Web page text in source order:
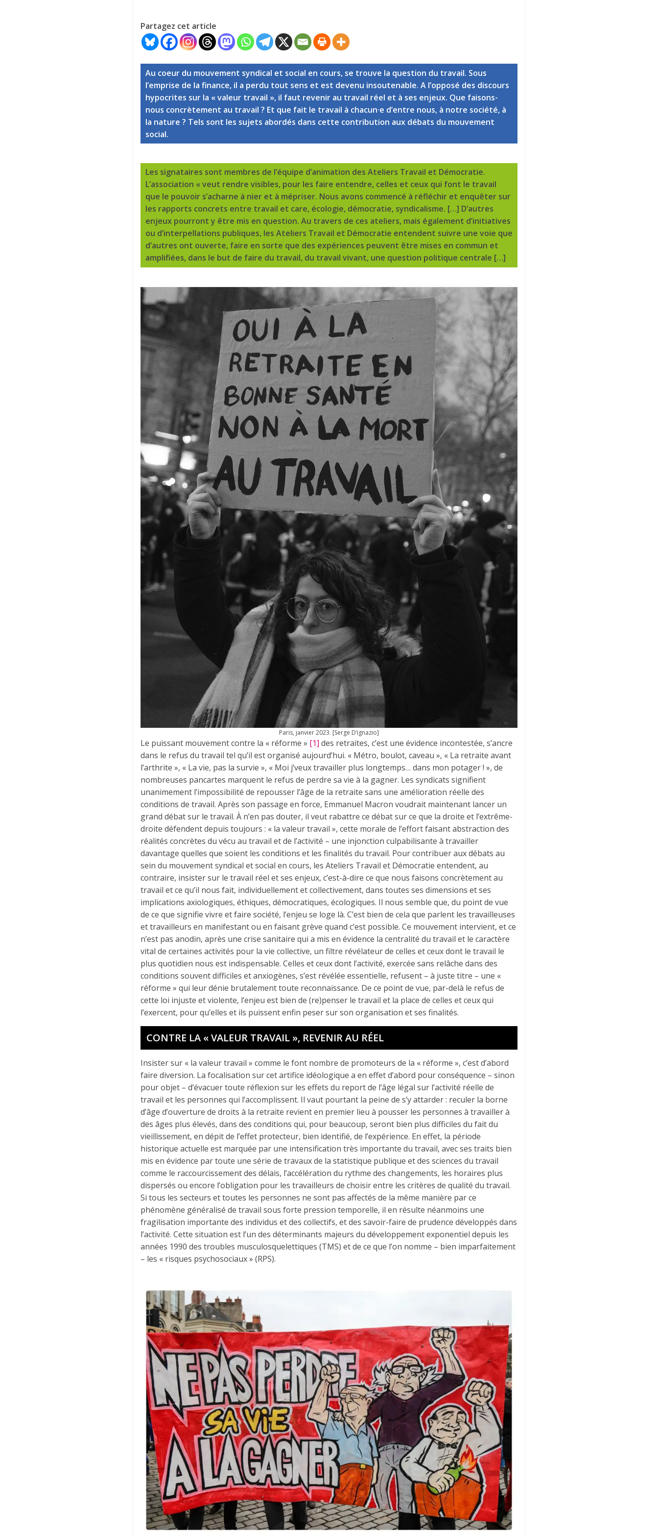
Partagez cet article
Au coeur du mouvement syndical et social en cours, se trouve la question du travail. Sous
l’emprise de la finance, il a perdu tout sens et est devenu insoutenable. A l’opposé des discours
hypocrites sur la « valeur travail », il faut revenir au travail réel et à ses enjeux. Que faisons-
nous concrètement au travail ? Et que fait le travail à chacun·e d’entre nous, à notre société, à
la nature ? Tels sont les sujets abordés dans cette contribution aux débats du mouvement
social.
Les signataires sont membres de l’équipe d’animation des Ateliers Travail et Démocratie.
L’association « veut rendre visibles, pour les faire entendre, celles et ceux qui font le travail
que le pouvoir s’acharne à nier et à mépriser. Nous avons commencé à réfléchir et enquêter sur
les rapports concrets entre travail et care, écologie, démocratie, syndicalisme. […] D’autres
enjeux pourront y être mis en question. Au travers de ces ateliers, mais également d’initiatives
ou d’interpellations publiques, les Ateliers Travail et Démocratie entendent suivre une voie que
d’autres ont ouverte, faire en sorte que des expériences peuvent être mises en commun et
amplifiées, dans le but de faire du travail, du travail vivant, une question politique centrale […]
Paris, janvier 2023. [Serge D’ignazio]
Le puissant mouvement contre la « réforme » [1] des retraites, c’est une évidence incontestée, s’ancre
dans le refus du travail tel qu’il est organisé aujourd’hui. « Métro, boulot, caveau », « La retraite avant
l’arthrite », « La vie, pas la survie », « Moi j’veux travailler plus longtemps… dans mon potager ! », de
nombreuses pancartes marquent le refus de perdre sa vie à la gagner. Les syndicats signifient
unanimement l’impossibilité de repousser l’âge de la retraite sans une amélioration réelle des
conditions de travail. Après son passage en force, Emmanuel Macron voudrait maintenant lancer un
grand débat sur le travail. À n’en pas douter, il veut rabattre ce débat sur ce que la droite et l’extrême-
droite défendent depuis toujours : « la valeur travail », cette morale de l’effort faisant abstraction des
réalités concrètes du vécu au travail et de l’activité – une injonction culpabilisante à travailler
davantage quelles que soient les conditions et les finalités du travail. Pour contribuer aux débats au
sein du mouvement syndical et social en cours, les Ateliers Travail et Démocratie entendent, au
contraire, insister sur le travail réel et ses enjeux, c’est-à-dire ce que nous faisons concrètement au
travail et ce qu’il nous fait, individuellement et collectivement, dans toutes ses dimensions et ses
implications axiologiques, éthiques, démocratiques, écologiques. Il nous semble que, du point de vue
de ce que signifie vivre et faire société, l’enjeu se loge là. C’est bien de cela que parlent les travailleuses
et travailleurs en manifestant ou en faisant grève quand c’est possible. Ce mouvement intervient, et ce
n’est pas anodin, après une crise sanitaire qui a mis en évidence la centralité du travail et le caractère
vital de certaines activités pour la vie collective, un filtre révélateur de celles et ceux dont le travail le
plus quotidien nous est indispensable. Celles et ceux dont l’activité, exercée sans relâche dans des
conditions souvent difficiles et anxiogènes, s’est révélée essentielle, refusent – à juste titre – une «
réforme » qui leur dénie brutalement toute reconnaissance. De ce point de vue, par-delà le refus de
cette loi injuste et violente, l’enjeu est bien de (re)penser le travail et la place de celles et ceux qui
l’exercent, pour qu’elles et ils puissent enfin peser sur son organisation et ses finalités.
CONTRE LA « VALEUR TRAVAIL », REVENIR AU RÉEL
Insister sur « la valeur travail » comme le font nombre de promoteurs de la « réforme », c’est d’abord
faire diversion. La focalisation sur cet artifice idéologique a en effet d’abord pour conséquence – sinon
pour objet – d’évacuer toute réflexion sur les effets du report de l’âge légal sur l’activité réelle de
travail et les personnes qui l’accomplissent. Il vaut pourtant la peine de s’y attarder : reculer la borne
d’âge d’ouverture de droits à la retraite revient en premier lieu à pousser les personnes à travailler à
des âges plus élevés, dans des conditions qui, pour beaucoup, seront bien plus difficiles du fait du
vieillissement, en dépit de l’effet protecteur, bien identifié, de l’expérience. En effet, la période
historique actuelle est marquée par une intensification très importante du travail, avec ses traits bien
mis en évidence par toute une série de travaux de la statistique publique et des sciences du travail
comme le raccourcissement des délais, l’accélération du rythme des changements, les horaires plus
dispersés ou encore l’obligation pour les travailleurs de choisir entre les critères de qualité du travail.
Si tous les secteurs et toutes les personnes ne sont pas affectés de la même manière par ce
phénomène généralisé de travail sous forte pression temporelle, il en résulte néanmoins une
fragilisation importante des individus et des collectifs, et des savoir-faire de prudence développés dans
l’activité. Cette situation est l’un des déterminants majeurs du développement exponentiel depuis les
années 1990 des troubles musculosquelettiques (TMS) et de ce que l’on nomme – bien imparfaitement
– les « risques psychosociaux » (RPS).